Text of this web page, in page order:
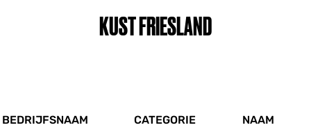
KUST FRIESLAND
BEDRIJFSNAAM CATEGORIE NAAM